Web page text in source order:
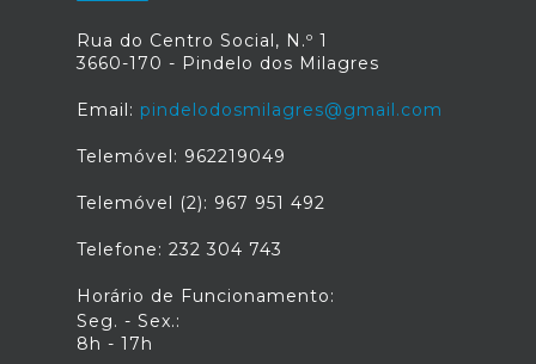
Rua do Centro Social, N.º 1
3660-170 - Pindelo dos Milagres
Email: pindelodosmilagres@gmail.com
Telemóvel: 962219049
Telemóvel (2): 967 951 492
Telefone: 232 304 743
Horário de Funcionamento:
Seg. - Sex.:
8h - 17h